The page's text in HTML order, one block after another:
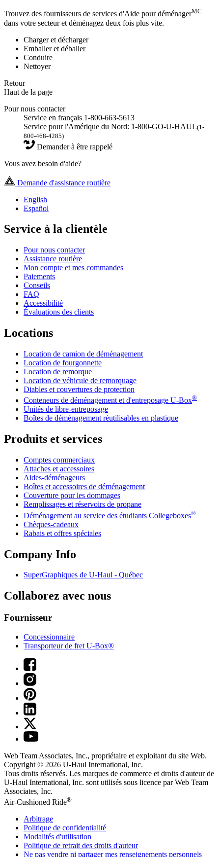
Trouvez des fournisseurs de services d'Aide pour déménagerMC
dans votre secteur et déménagez deux fois plus vite.
Charger et décharger
Emballer et déballer
Conduire
Nettoyer
Retour
Haut de la page
Pour nous contacter
Service en français 1-800-663-5613
Service pour l'Amérique du Nord: 1-800-GO-U-HAUL(1-
800-468-4285)
Demander à être rappelé
Vous avez besoin d'aide?
Demande d'assistance routière
English
Español
Service à la clientèle
Pour nous contacter
Assistance routière
Mon compte et mes commandes
Paiements
Conseils
FAQ
Accessibilité
Évaluations des clients
Locations
Location de camion de déménagement
Location de fourgonnette
Location de remorque
Location de véhicule de remorquage
Diables et couvertures de protection
Conteneurs de déménagement et d'entreposage U-Box®
Unités de libre-entreposage
Boîtes de déménagement réutilisables en plastique
Produits et services
Comptes commerciaux
Attaches et accessoires
Aides-déménageurs
Boîtes et accessoires de déménagement
Couverture pour les dommages
Remplissages et réservoirs de propane
Déménagement au service des étudiants Collegeboxes®
Chèques-cadeaux
Rabais et offres spéciales
Company Info
SuperGraphiques de U-Haul - Québec
Collaborez avec nous
Fournisseur
Concessionnaire
Transporteur de fret U-Box®
Web Team Associates, Inc., propriétaire et exploitant du site Web.
Copyright © 2026 U-Haul International, Inc.
Tous droits réservés. Les marques de commerce et droits d'auteur de
U-Haul International, Inc. sont utilisés sous licence par Web Team
Associates, Inc.
Air-Cushioned Ride®
Arbitrage
Politique de confidentialité
Modalités d'utilisation
Politique de retrait des droits d'auteur
Ne pas vendre ni partager mes renseignements personnels